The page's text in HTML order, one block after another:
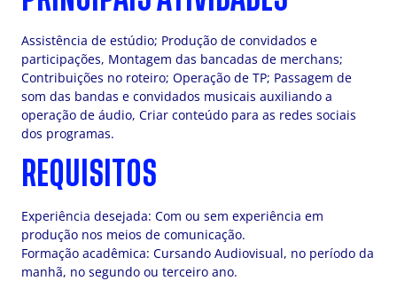
Assistência de estúdio; Produção de convidados e
participações, Montagem das bancadas de merchans;
Contribuições no roteiro; Operação de TP; Passagem de
som das bandas e convidados musicais auxiliando a
operação de áudio, Criar conteúdo para as redes sociais
dos programas.
REQUISITOS
Experiência desejada: Com ou sem experiência em
produção nos meios de comunicação.
Formação acadêmica: Cursando Audiovisual, no período da
manhã, no segundo ou terceiro ano.